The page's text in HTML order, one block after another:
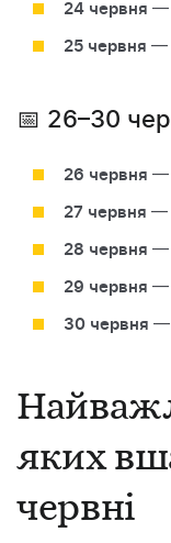
24 червня —
25 червня —
📅 26–30
26 червня —
27 червня —
28 червня —
29 червня —
30 червня —
яких
червні